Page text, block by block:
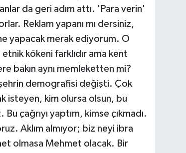
da geri adım attı. 'Para verin'
Reklam yapanı mı dersiniz,
yapacak merak ediyorum. O
etnik kökeni farklıdır ama kent
bakın aynı memleketten mi?
demografisi değişti. Çok
isteyen, kim olursa olsun, bu
çağrıyı yaptım, kimse çıkmadı.
Aklım almıyor; biz neyi ibra
olmasa Mehmet olacak. Bir